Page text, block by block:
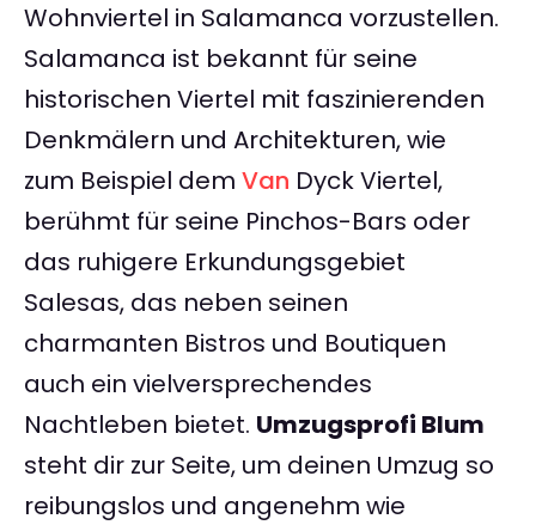
Wohnviertel in Salamanca vorzustellen.
Salamanca ist bekannt für seine
historischen Viertel mit faszinierenden
Denkmälern und Architekturen, wie
zum Beispiel dem Van Dyck Viertel,
berühmt für seine Pinchos-Bars oder
das ruhigere Erkundungsgebiet
Salesas, das neben seinen
charmanten Bistros und Boutiquen
auch ein vielversprechendes
Nachtleben bietet. Umzugsprofi Blum
steht dir zur Seite, um deinen Umzug so
reibungslos und angenehm wie